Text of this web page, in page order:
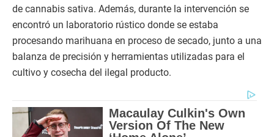
de cannabis sativa. Además, durante la intervención se
encontró un laboratorio rústico donde se estaba
procesando marihuana en proceso de secado, junto a una
balanza de precisión y herramientas utilizadas para el
cultivo y cosecha del ilegal producto.